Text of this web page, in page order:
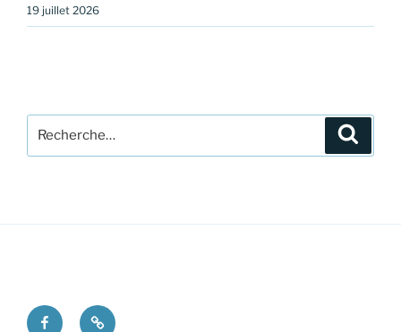
19 juillet 2026
pour
FacebookMentions